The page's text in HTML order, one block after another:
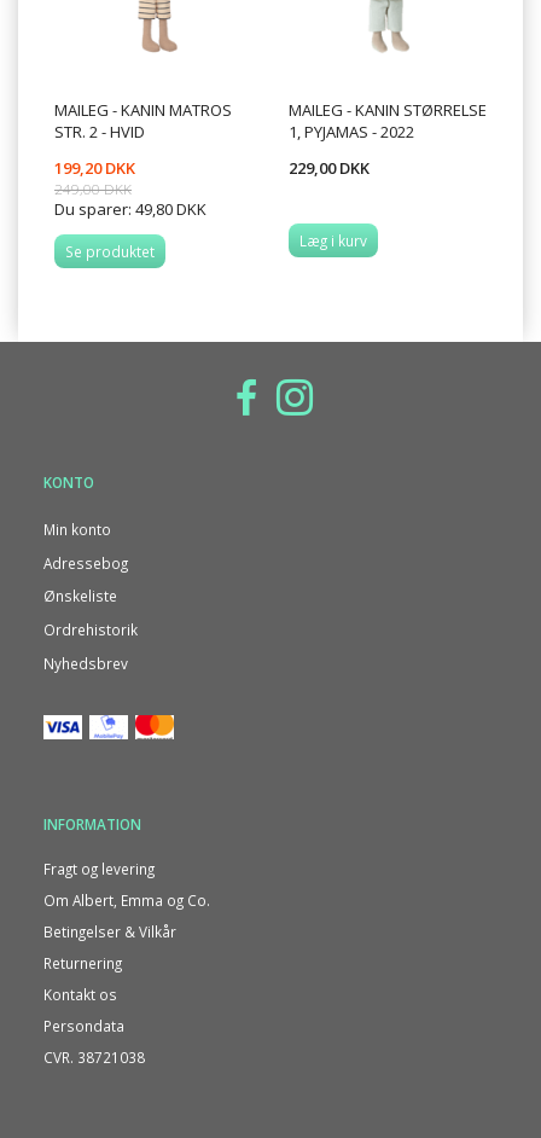
MAILEG - KANIN MATROS
STR. 2 - HVID
199,20 DKK
249,00 DKK
Du sparer: 49,80 DKK
Se produktet
MAILEG - KANIN STØRRELSE
1, PYJAMAS - 2022
229,00 DKK
Læg i kurv
KONTO
Min konto
Adressebog
Ønskeliste
Ordrehistorik
Nyhedsbrev
INFORMATION
Fragt og levering
Om Albert, Emma og Co.
Betingelser & Vilkår
Returnering
Kontakt os
Persondata
CVR. 38721038